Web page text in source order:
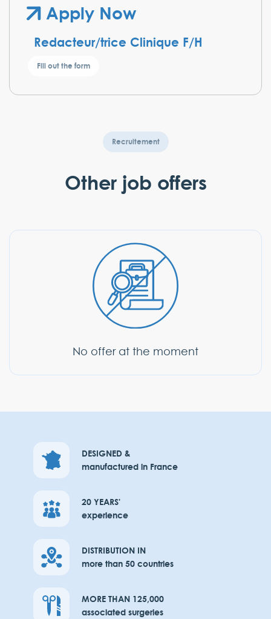
Apply Now
Redacteur/trice Clinique F/H
Fill out the form
We'll contact you to schedule a call, answer your
letter)*
I accept theprivacy policy
I want to apply
Recruitement
Other job offers
No offer at the moment
DESIGNED &
manufactured in France
20 YEARS'
experience
DISTRIBUTION IN
more than 50 countries
MORE THAN 125,000
associated surgeries